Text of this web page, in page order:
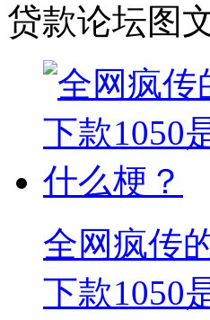
贷款论坛图
全网疯传
下款1050